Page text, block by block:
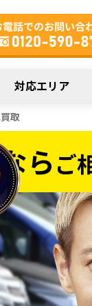
対応エリア
取
らご